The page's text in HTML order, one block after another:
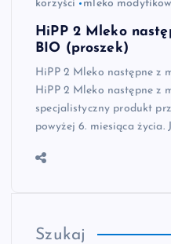
korzyści mleko
HiPP 2 Mleko
BIO (proszek)
HiPP 2 Mleko następne z
HiPP 2 Mleko następne z
specjalistyczny produkt
powyżej 6. miesiąca życia.
Szukaj